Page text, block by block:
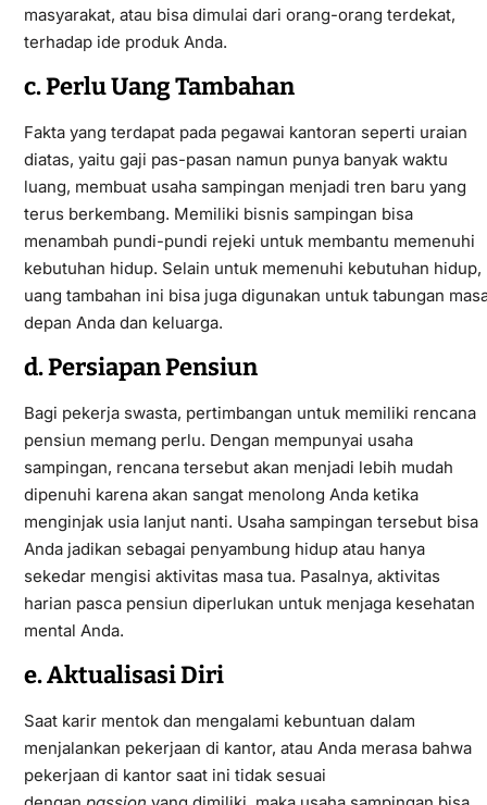
masyarakat, atau bisa dimulai dari orang-orang terdekat,
terhadap ide produk Anda.
c. Perlu Uang Tambahan
Fakta yang terdapat pada pegawai kantoran seperti uraian
diatas, yaitu gaji pas-pasan namun punya banyak waktu
luang, membuat usaha sampingan menjadi tren baru yang
terus berkembang. Memiliki bisnis sampingan bisa
menambah pundi-pundi rejeki untuk membantu memenuhi
kebutuhan hidup. Selain untuk memenuhi kebutuhan hidup,
uang tambahan ini bisa juga digunakan untuk tabungan
depan Anda dan keluarga.
d. Persiapan Pensiun
Bagi pekerja swasta, pertimbangan untuk memiliki rencana
pensiun memang perlu. Dengan mempunyai usaha
sampingan, rencana tersebut akan menjadi lebih mudah
dipenuhi karena akan sangat menolong Anda ketika
menginjak usia lanjut nanti. Usaha sampingan tersebut bisa
Anda jadikan sebagai penyambung hidup atau hanya
sekedar mengisi aktivitas masa tua. Pasalnya, aktivitas
harian pasca pensiun diperlukan untuk menjaga kesehatan
mental Anda.
e. Aktualisasi Diri
Saat karir mentok dan mengalami kebuntuan dalam
menjalankan pekerjaan di kantor, atau Anda merasa bahwa
pekerjaan di kantor saat ini tidak sesuai